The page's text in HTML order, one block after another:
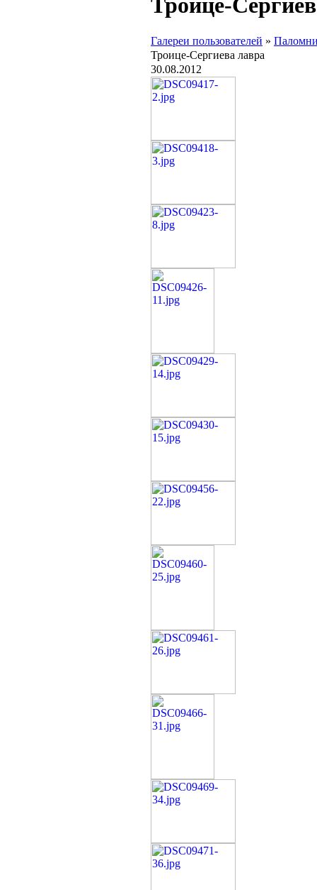
Троице-
Галереи пользователей »
Троице-Сергиева лавра
30.08.2012